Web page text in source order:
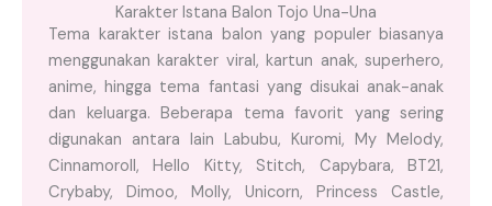
Karakter Istana Balon Tojo Una-Una
Tema karakter istana balon yang populer biasanya
menggunakan karakter viral, kartun anak, superhero,
anime, hingga tema fantasi yang disukai anak-anak
dan keluarga. Beberapa tema favorit yang sering
digunakan antara lain Labubu, Kuromi, My Melody,
Cinnamoroll, Hello Kitty, Stitch, Capybara, BT21,
Crybaby, Dimoo, Molly, Unicorn, Princess Castle,